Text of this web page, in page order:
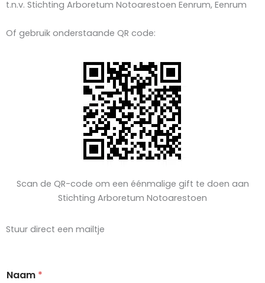
t.n.v. Stichting Arboretum Notoarestoen Eenrum, Eenrum
Of gebruik onderstaande QR code:
Scan de QR-code om een éénmalige gift te doen aan
Stichting Arboretum Notoarestoen
Stuur direct een mailtje
Naam *